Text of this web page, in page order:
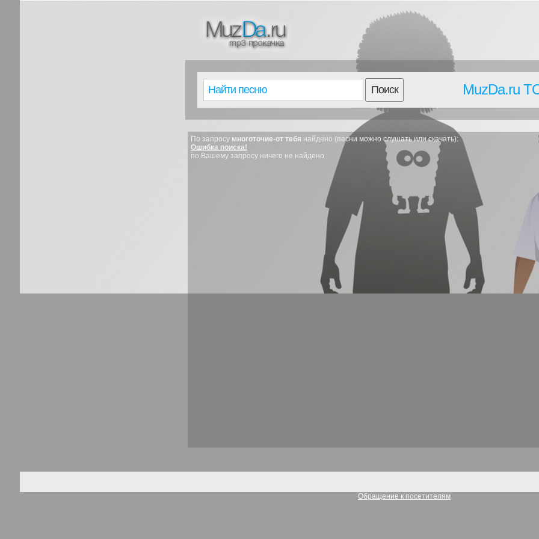
Поиск MuzDa.ru
По запросу многоточие-от тебя найдено (песни можно слушать или скачать):
Ошибка поиска!
по Вашему запросу ничего не найдено
Обращение к посетителям